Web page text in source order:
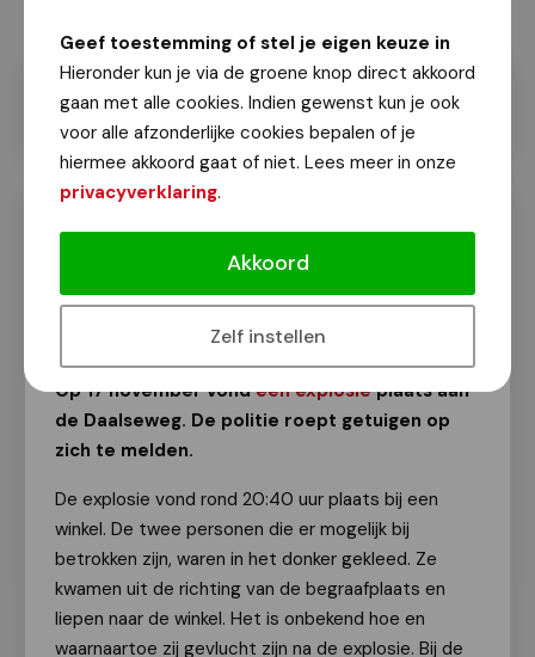
Geef toestemming of stel je eigen keuze in
Hieronder kun je via de groene knop direct akkoord
gaan met alle cookies. Indien gewenst kun je ook
voor alle afzonderlijke cookies bepalen of je
hiermee akkoord gaat of niet. Lees meer in onze
privacyverklaring.
Akkoord
Zelf instellen
Politie zoekt getuigen van explosie bij
Van onze redactie
24 november 2025
Op 17 november vondeen explosieplaats aan
de Daalseweg. De politie roept getuigen op
zich te melden.
De explosie vond rond 20:40 uur plaats bij een
winkel. De twee personen die er mogelijk bij
betrokken zijn, waren in het donker gekleed. Ze
kwamen uit de richting van de begraafplaats en
liepen naar de winkel. Het is onbekend hoe en
waarnaartoe zij gevlucht zijn na de explosie. Bij de